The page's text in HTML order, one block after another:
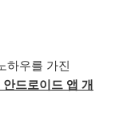
하우를 가진
드로이드 앱 개